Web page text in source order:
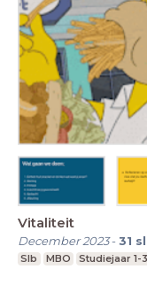
Vitaliteit
December 2023-31
Slb MBO Studiejaar 1-3